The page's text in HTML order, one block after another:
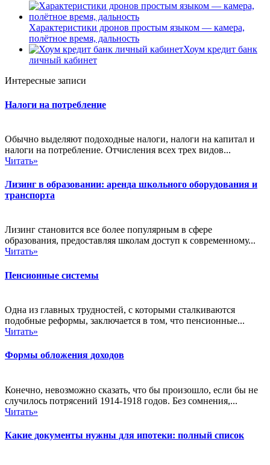
Характеристики дронов простым языком — камера,
полётное время, дальность
Хоум кредит банк
личный кабинет
Интересные записи
Налоги на потребление
Обычно выделяют подоходные налоги, налоги на капитал и
налоги на потребление. Отчисления всех трех видов...
Читать»
Лизинг в образовании: аренда школьного оборудования и
транспорта
Лизинг становится все более популярным в сфере
образования, предоставляя школам доступ к современному...
Читать»
Пенсионные системы
Одна из главных трудностей, с которыми сталкиваются
подобные реформы, заключается в том, что пенсионные...
Читать»
Формы обложения доходов
Конечно, невозможно сказать, что бы произошло, если бы не
случилось потрясений 1914-1918 годов. Без сомнения,...
Читать»
Какие документы нужны для ипотеки: полный список